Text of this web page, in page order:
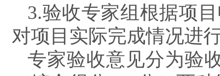
3.验收专家组根据项
对项目实际完成情况进
专家验收意见分为验